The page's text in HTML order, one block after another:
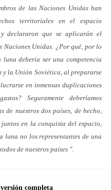
de las Naciones Unidas han
territoriales en el espacio
declararon que se aplicarán el
Unidas. ¿Por qué, por lo
debería ser una competencia
y la Unión Soviética, al prepararse
en inmensas duplicaciones
Seguramente deberíamos
nuestros dos países, de hecho,
en la conquista del espacio,
luna no los representantes de una
de nuestros países ".
completa